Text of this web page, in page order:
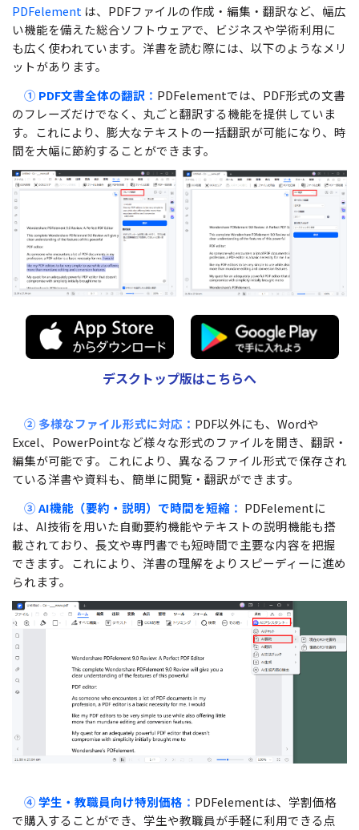
PDFelement は、PDFファイルの作成・編集・翻訳など、幅広
い機能を備えた総合ソフトウェアで、ビジネスや学術利用に
も広く使われています。洋書を読む際には、以下のようなメリ
ットがあります。
① PDF文書全体の翻訳 ： PDFelementでは、PDF形式の文書
のフレーズだけでなく、丸ごと翻訳する機能を提供していま
す。これにより、膨大なテキストの一括翻訳が可能になり、時
間を大幅に節約することができます。
デスクトップ版はこちらへ
② 多様なファイル形式に対応： PDF以外にも、Wordや
Excel、PowerPointなど様々な形式のファイルを開き、翻訳・
編集が可能です。これにより、異なるファイル形式で保存され
ている洋書や資料も、簡単に閲覧・翻訳ができます。
③AI機能（要約・説明）で時間を短縮 ： PDFelementに
は、AI技術を用いた自動要約機能やテキストの説明機能も搭
載されており、長文や専門書でも短時間で主要な内容を把握
できます。これにより、洋書の理解をよりスピーディーに進め
られます。
④学生・教職員向け特別価格 ： PDFelementは、学割価格
で購入することができ、学生や教職員が手軽に利用できる点